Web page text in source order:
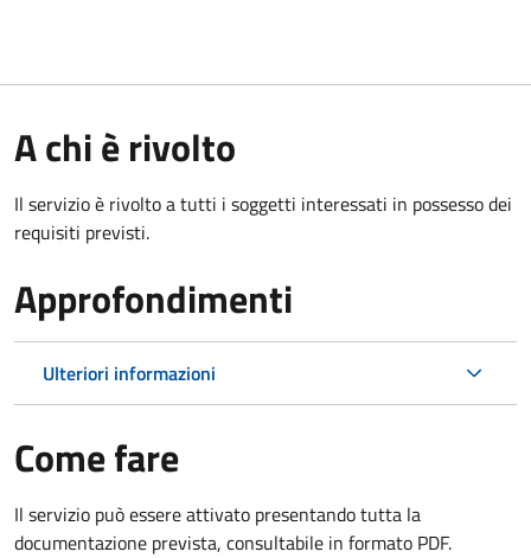
A chi è rivolto
Il servizio è rivolto a tutti i soggetti interessati in possesso dei
requisiti previsti.
Approfondimenti
Ulteriori informazioni
Come fare
Il servizio può essere attivato presentando tutta la
documentazione prevista, consultabile in formato PDF.